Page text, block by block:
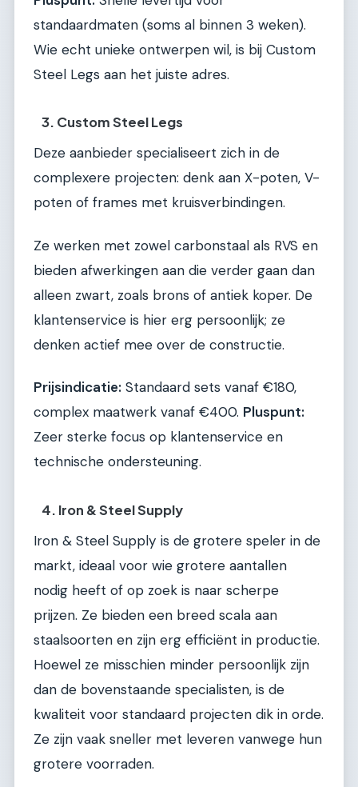
standaardmaten (soms al binnen 3 weken).
Wie echt unieke ontwerpen wil, is bij Custom
Steel Legs aan het juiste adres.
3. Custom Steel Legs
Deze aanbieder specialiseert zich in de
complexere projecten: denk aan X-poten, V-
poten of frames met kruisverbindingen.
Ze werken met zowel carbonstaal als RVS en
bieden afwerkingen aan die verder gaan dan
alleen zwart, zoals brons of antiek koper. De
klantenservice is hier erg persoonlijk; ze
denken actief mee over de constructie.
Prijsindicatie: Standaard sets vanaf €180,
complex maatwerk vanaf €400. Pluspunt:
Zeer sterke focus op klantenservice en
technische ondersteuning.
4. Iron & Steel Supply
Iron & Steel Supply is de grotere speler in de
markt, ideaal voor wie grotere aantallen
nodig heeft of op zoek is naar scherpe
prijzen. Ze bieden een breed scala aan
staalsoorten en zijn erg efficiënt in productie.
Hoewel ze misschien minder persoonlijk zijn
dan de bovenstaande specialisten, is de
kwaliteit voor standaard projecten dik in orde.
Ze zijn vaak sneller met leveren vanwege hun
grotere voorraden.